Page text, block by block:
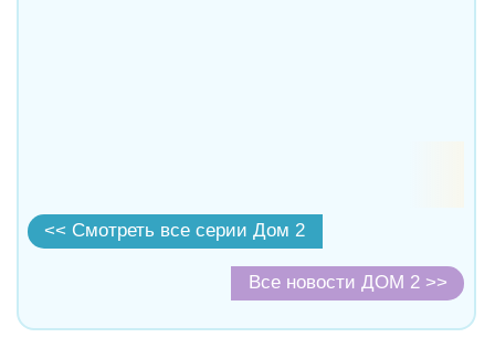
<< Смотреть все серии Дом 2
Все новости ДОМ 2 >>